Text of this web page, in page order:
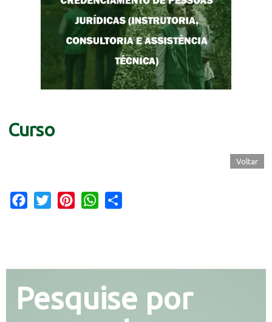
Curso
Voltar
Facebook
Twitter PinterestWhatsApp
Pesquise por